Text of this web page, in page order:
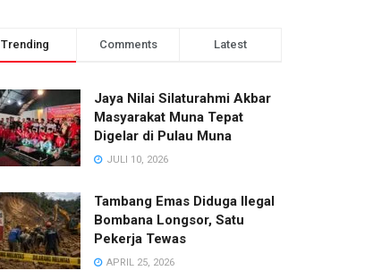
Trending Comments Latest
Jaya Nilai Silaturahmi Akbar
Masyarakat Muna Tepat
Digelar di Pulau Muna
JULI 10, 2026
Tambang Emas Diduga Ilegal
Bombana Longsor, Satu
Pekerja Tewas
APRIL 25, 2026